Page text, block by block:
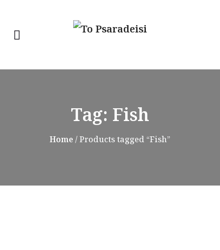
Tag: Fish
Home / Products tagged “Fish”